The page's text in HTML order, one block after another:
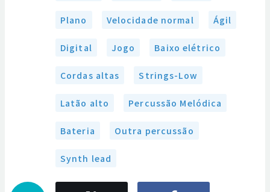
Plano Velocidade normal Ágil
Digital Jogo Baixo elétrico
Cordas altas Strings-Low
Latão alto Percussão Melódica
Bateria Outra percussão
Synth lead